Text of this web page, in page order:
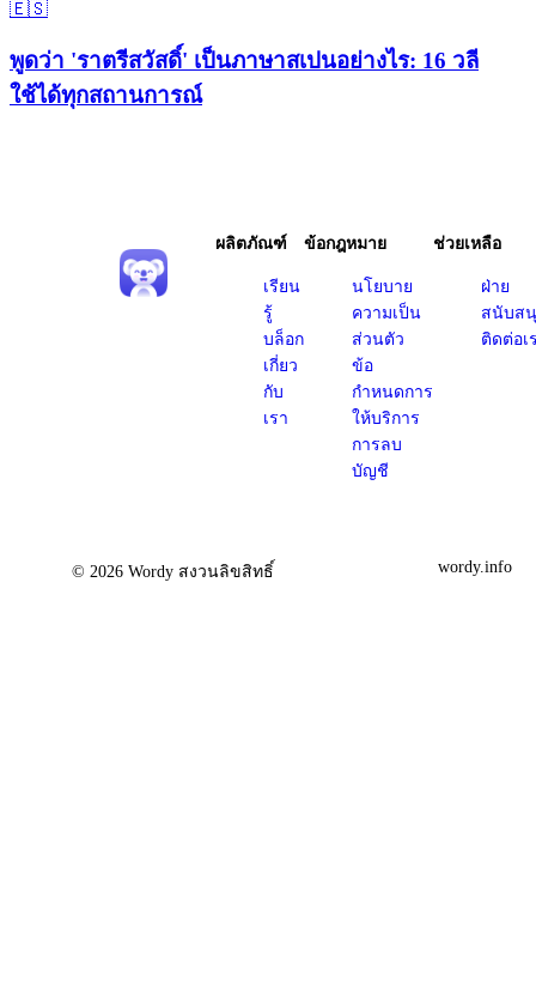
🇪🇸
พูดว่า 'ราตรีสวัสดิ์' เป็นภาษาสเปนอย่างไร: 16 วลี
ใช้ได้ทุกสถานการณ์
ผลิตภัณฑ์
เรียน
รู้
บล็อก
เกี่ยว
กับ
เรา
ข้อกฎหมาย
นโยบาย
ความเป็น
ส่วนตัว
ข้อ
กำหนดการ
ให้บริการ
การลบ
บัญชี
ช่วยเหลือ
ฝ่าย
สนับส
ติดต่อเ
© 2026 Wordy สงวนลิขสิทธิ์ wordy.info